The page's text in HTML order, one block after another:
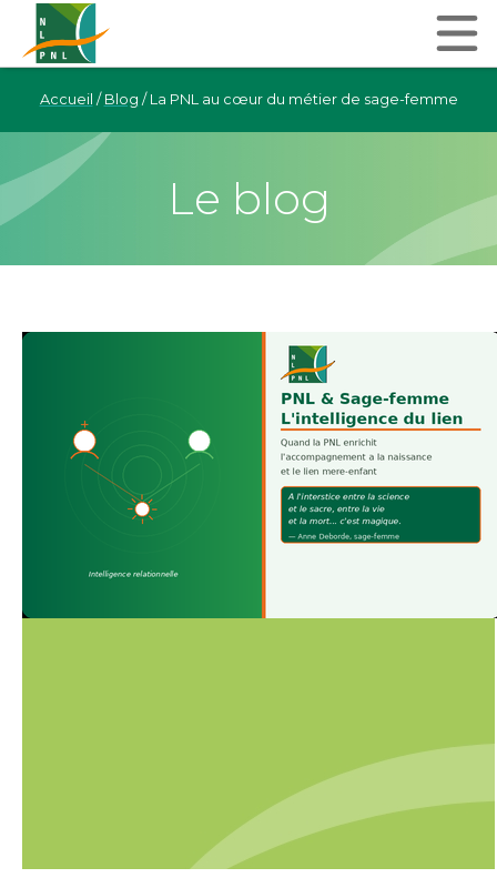
Accueil / Blog / La PNL au cœur du métier de sage-femme
Le blog